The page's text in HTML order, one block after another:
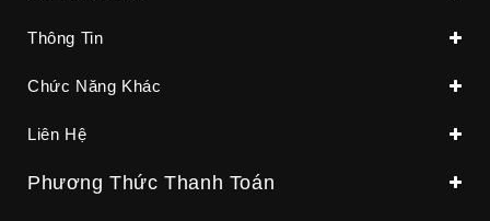
Thông Tin
Chức Năng Khác
Liên Hệ
Phương Thức Thanh Toán